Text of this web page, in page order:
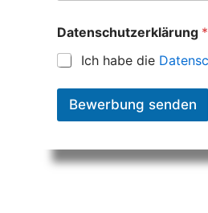
Datenschutzerklärung *
Ich habe die
Bewerbung senden